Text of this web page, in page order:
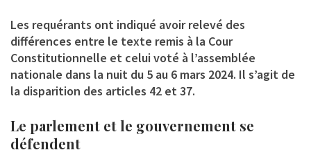
Les requérants ont indiqué avoir relevé des
différences entre le texte remis à la Cour
Constitutionnelle et celui voté à l’assemblée
nationale dans la nuit du 5 au 6 mars 2024. Il s’agit de
la disparition des articles 42 et 37.
Le parlement et le gouvernement se
défendent